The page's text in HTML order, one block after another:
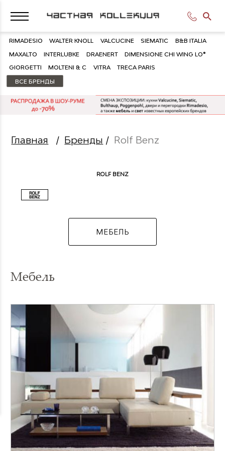
RIMADESIO WALTER KNOLL VALCUCINE SIEMATIC B&B ITALIA
MAXALTO INTERLUBKE DRAENERT DIMENSIONE CHI WING LO®
GIORGETTI MOLTENI & C VITRA TRECA PARIS
ВСЕ БРЕНДЫ
Главная / Бренды / Rolf Benz
ROLF BENZ
МЕБЕЛЬ
Мебель